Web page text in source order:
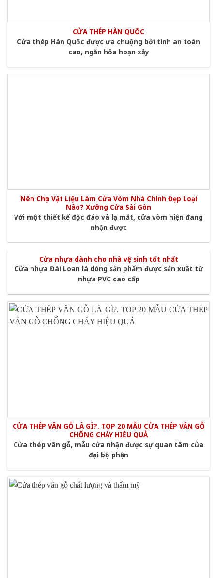
CỬA THÉP HÀN QUỐC
Cửa thép Hàn Quốc được ưa chuộng bởi tính an toàn
cao, ngăn hỏa hoạn xảy
Nên Chọn Vật Liệu Làm Cửa Vòm Nhà Chính Đẹp Loại
Nào? Xưởng Cửa Sài Gòn
Với một thiết kế độc đáo và lạ mắt, cửa vòm hiện đang
nhận được
Cửa nhựa dành cho nhà vệ sinh tốt nhất
Cửa nhựa Đài Loan là dòng sản phẩm được sản xuất từ
nhựa PVC cao cấp
CỬA THÉP VÂN GỖ LÀ GÌ?. TOP 20 MẪU CỬA THÉP VÂN GỖ
CHỐNG CHÁY HIỆU QUẢ
Cửa thép vân gỗ, mẫu cửa nhận được sự quan tâm của
đại bộ phận